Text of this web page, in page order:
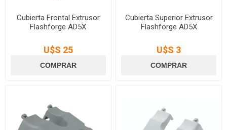
Cubierta Frontal Extrusor
Flashforge AD5X
U$S 25
Cubierta Superior Extrusor
Flashforge AD5X
U$S 3